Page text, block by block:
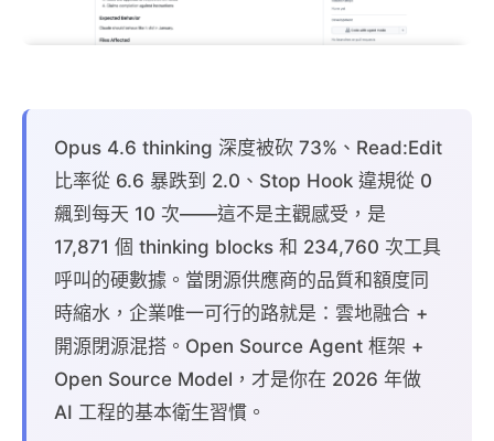
Opus 4.6 thinking 深度被砍 73%、Read:Edit
比率從 6.6 暴跌到 2.0、Stop Hook 違規從 0
飆到每天 10 次——這不是主觀感受，是
17,871 個 thinking blocks 和 234,760 次工具
呼叫的硬數據。當閉源供應商的品質和額度同
時縮水，企業唯一可行的路就是：雲地融合 +
開源閉源混搭。Open Source Agent 框架 +
Open Source Model，才是你在 2026 年做
AI 工程的基本衛生習慣。